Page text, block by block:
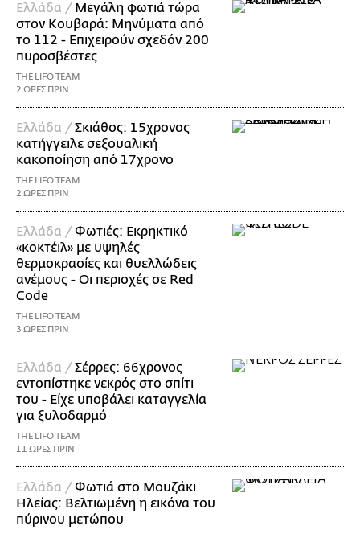
Ελλάδα / Μεγάλη φωτιά τώρα
στον Κουβαρά: Μηνύματα από
το 112 - Επιχειρούν σχεδόν 200
πυροσβέστες
THE LIFO TEAM
2 ΩΡΕΣ ΠΡΙΝ
Ελλάδα /Σκιάθος: 15χρονος
κατήγγειλε σεξουαλική
κακοποίηση από 17χρονο
THE LIFO TEAM
2 ΩΡΕΣ ΠΡΙΝ
Ελλάδα /Φωτιές: Εκρηκτικό
«κοκτέιλ» με υψηλές
θερμοκρασίες και θυελλώδεις
ανέμους - Οι περιοχές σε Red
Code
THE LIFO TEAM
3 ΩΡΕΣ ΠΡΙΝ
Ελλάδα /Σέρρες: 66χρονος
εντοπίστηκε νεκρός στο σπίτι
του - Είχε υποβάλει καταγγελία
για ξυλοδαρμό
THE LIFO TEAM
11 ΩΡΕΣ ΠΡΙΝ
Ελλάδα /Φωτιά στο Μουζάκι
Ηλείας: Βελτιωμένη η εικόνα του
πύρινου μετώπου